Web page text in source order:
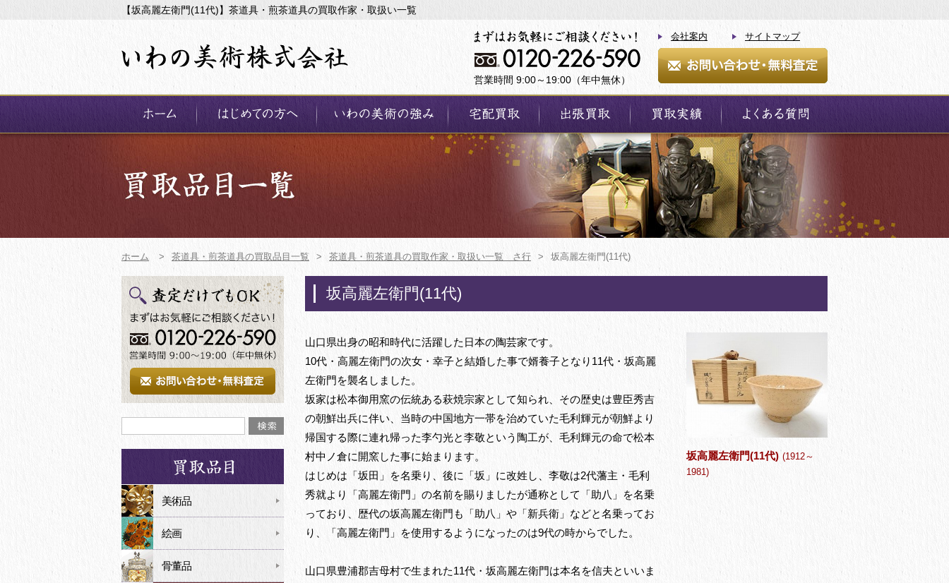
【坂高麗左衛門(11代)】茶道具・煎茶道具の買取作家・取扱い一覧
営業時間 9:00～19:00（年中無休）
会社案内 サイトマップ
ホーム > 茶道具・煎茶道具の買取品目一覧 > 茶道具・煎茶道具の買取作家・取扱い一覧 さ行 > 坂高麗左衛門(11代)
坂高麗左衛門(11代)
坂高麗左衛門(11代) (1912～
1981)
山口県出身の昭和時代に活躍した日本の陶芸家です。
10代・高麗左衛門の次女・幸子と結婚した事で婿養子となり11代・坂高麗
左衛門を襲名しました。
坂家は松本御用窯の伝統ある萩焼宗家として知られ、その歴史は豊臣秀吉
の朝鮮出兵に伴い、当時の中国地方一帯を治めていた毛利輝元が朝鮮より
帰国する際に連れ帰った李勺光と李敬という陶工が、毛利輝元の命で松本
村中ノ倉に開窯した事に始まります。
はじめは「坂田」を名乗り、後に「坂」に改姓し、李敬は2代藩主・毛利
秀就より「高麗左衛門」の名前を賜りましたが通称として「助八」を名乗
っており、歴代の坂高麗左衛門も「助八」や「新兵衛」などと名乗ってお
り、「高麗左衛門」を使用するようになったのは9代の時からでした。
山口県豊浦郡吉母村で生まれた11代・坂高麗左衛門は本名を信夫といいま
美術品
絵画
骨董品